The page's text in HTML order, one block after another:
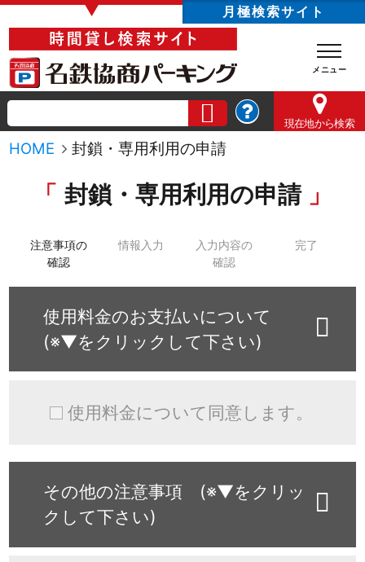
▼ 月極検索サイト
現在地から検索
HOME 封鎖・専用利用の申請
封鎖・専用利用の申請
注意事項の
確認
情報入力
入力内容の
確認
完了
使用料金のお支払いについて
(※▼をクリックして下さい)
使用料金について同意します。
その他の注意事項 (※▼をクリッ
クして下さい)